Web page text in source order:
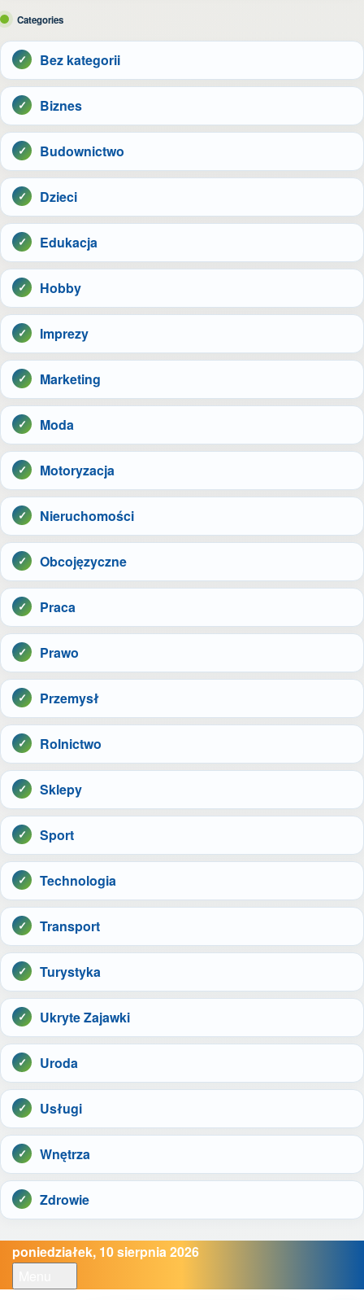
Categories
Bez kategorii
Biznes
Budownictwo
Dzieci
Edukacja
Hobby
Imprezy
Marketing
Moda
Motoryzacja
Nieruchomości
Obcojęzyczne
Praca
Prawo
Przemysł
Rolnictwo
Sklepy
Sport
Technologia
Transport
Turystyka
Ukryte Zajawki
Uroda
Usługi
Wnętrza
Zdrowie
poniedziałek, 10 sierpnia 2026